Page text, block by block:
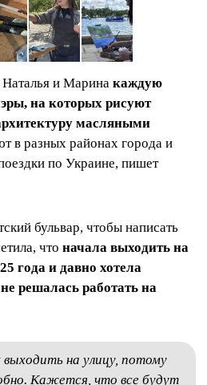
и Марина каждую
на которых рисуют
масляными
в разных районах города и
по Украине, пишет
бульвар, чтобы написать
что начала выходить на
года и давно хотела
решалась работать на
на улицу, потому
Кажется, что все будут